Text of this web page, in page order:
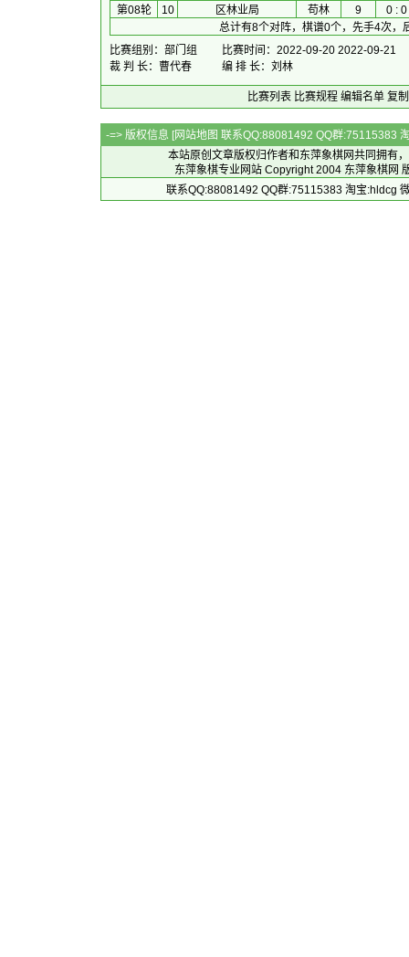
第08轮
10 区林业局 苟林 9
0 : 0
总计有8个对阵，棋谱0个，先手4次，
比赛组别：部门组
比赛时间：2022-09-20 2022-09-21
裁 判 长：曹代春
编 排 长：刘林
比赛列表 比赛规程 编辑名单 复
-=> 版权信息 [网站地图 联系QQ:88081492 QQ群:75115383
本站原创文章版权归作者和 东萍象棋网共同拥有
东萍象棋专业网站 Copyright 2004 东萍象棋网
联系QQ:88081492 QQ群:75115383 淘宝:hldcg